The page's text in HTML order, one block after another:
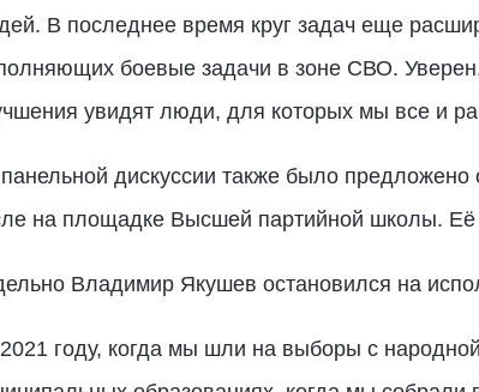
В последнее время круг задач еще
боевые задачи в зоне СВО.
увидят люди, для которых мы все и
дискуссии также было предложено
на площадке Высшей партийной школы. Её
Владимир Якушев остановился на
году, когда мы шли на выборы с